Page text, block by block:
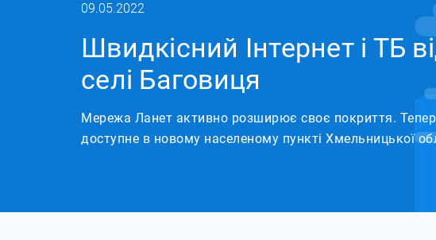
09.05.2022
Швидкісний Інтернет і ТБ
селі Баговиця
Мережа Ланет активно розширює своє покриття.
доступне в новому населеному пункті Хмельницької